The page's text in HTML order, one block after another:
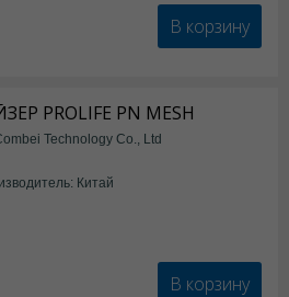
В корзину
PROLIFE PN MESH
Technology Co., Ltd
Китай
В корзину